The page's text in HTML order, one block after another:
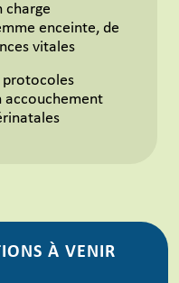
charge
enceinte, de
vitales
protocoles
accouchement
À VENIR